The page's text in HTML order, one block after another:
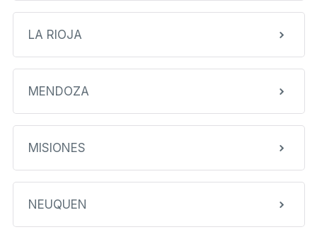
LA RIOJA
MENDOZA
MISIONES
NEUQUEN